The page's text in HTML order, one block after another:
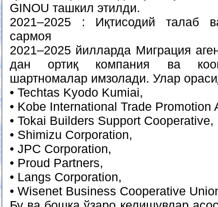
GINOU ташкил этилди.
2021–2025 : Иқтисодий талаб
сармоя
2021–2025 йилларда Миграция
дан ортиқ компания ва
шартномалар имзолади. Улар
• Techtas Kyodo Kumiai,
• Kobe International Trade Promotion
• Tokai Builders Support Cooperative,
• Shimizu Corporation,
• JPC Corporation,
• Proud Partners,
• Langs Corporation,
• Wisenet Business Cooperative